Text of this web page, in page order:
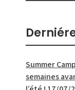
Summer
semaines